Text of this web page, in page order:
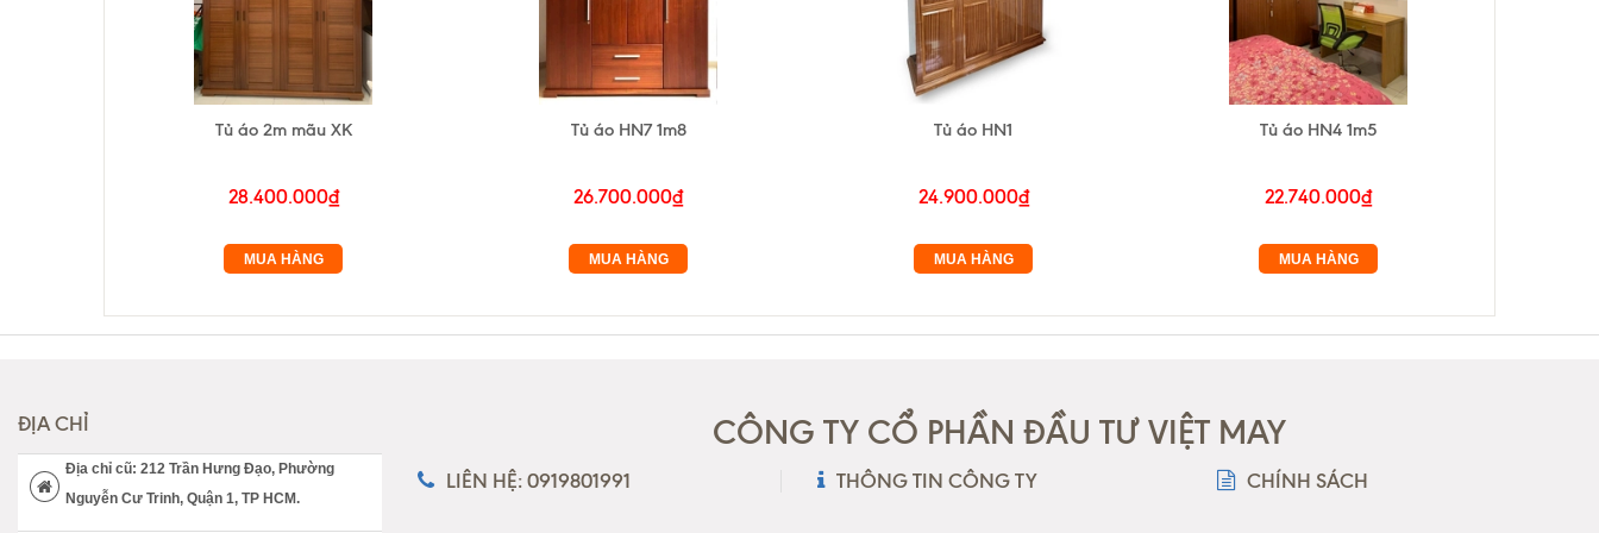
Tủ áo 2m mãu XK
28.400.000₫
MUA HÀNG
Tủ áo HN7 1m8
26.700.000₫
MUA HÀNG
Tủ áo HN1
24.900.000₫
MUA HÀNG
Tủ áo HN4 1m5
22.740.000₫
MUA HÀNG
ĐỊA CHỈ
Địa chỉ cũ: 212 Trần Hưng Đạo, Phường
Nguyễn Cư Trinh, Quận 1, TP HCM.
CÔNG TY CỔ PHẦN ĐẦU TƯ VIỆT MAY
LIÊN HỆ: 0919801991 THÔNG TIN CÔNG TY CHÍNH SÁCH